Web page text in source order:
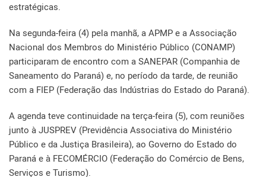
estratégicas.
Na segunda-feira (4) pela manhã, a APMP e a Associação
Nacional dos Membros do Ministério Público (CONAMP)
participaram de encontro com a SANEPAR (Companhia de
Saneamento do Paraná) e, no período da tarde, de reunião
com a FIEP (Federação das Indústrias do Estado do Paraná).
A agenda teve continuidade na terça-feira (5), com reuniões
junto à JUSPREV (Previdência Associativa do Ministério
Público e da Justiça Brasileira), ao Governo do Estado do
Paraná e à FECOMÉRCIO (Federação do Comércio de Bens,
Serviços e Turismo).